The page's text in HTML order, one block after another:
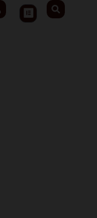
Cart
Search